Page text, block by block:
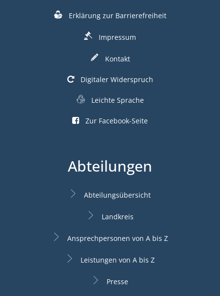
Erklärung zur Barrierefreiheit
Impressum
Kontakt
Digitaler Widerspruch
Leichte Sprache
Zur Facebook-Seite
Abteilungen
Abteilungsübersicht
Landkreis
Ansprechpersonen von A bis Z
Leistungen von A bis Z
Presse